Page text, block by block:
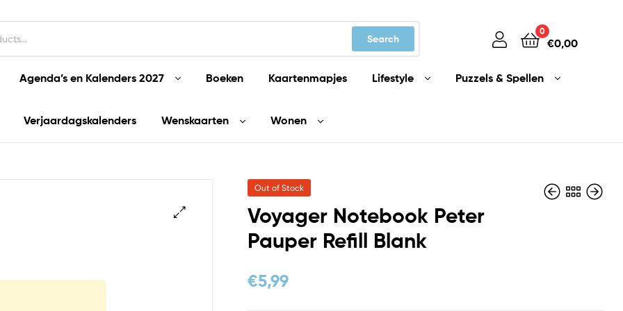
Search
0
€0,00
Agenda’s en Kalenders 2027 Boeken Kaartenmapjes Lifestyle Puzzels & Spellen
Verjaardagskalenders Wenskaarten Wonen
Out of Stock
Voyager Notebook Peter
Pauper Refill Blank
€5,99